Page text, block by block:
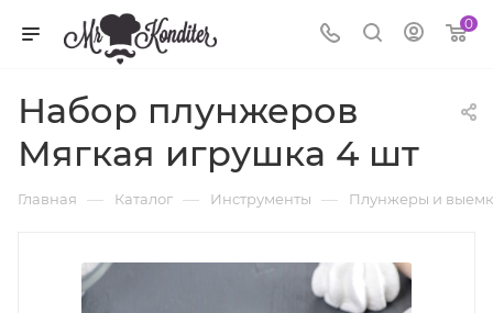
0
Набор плунжеров
Мягкая игрушка 4 шт
Главная — Каталог — Инструменты — Плунжеры и